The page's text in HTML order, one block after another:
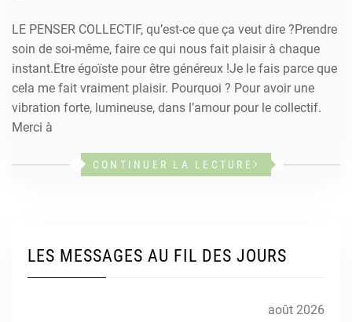
LE PENSER COLLECTIF, qu’est-ce que ça veut dire ?Prendre
soin de soi-même, faire ce qui nous fait plaisir à chaque
instant.Etre égoïste pour être généreux !Je le fais parce que
cela me fait vraiment plaisir. Pourquoi ? Pour avoir une
vibration forte, lumineuse, dans l’amour pour le collectif.
Merci à
CONTINUER LA LECTURE
LES MESSAGES AU FIL DES JOURS
août 2026